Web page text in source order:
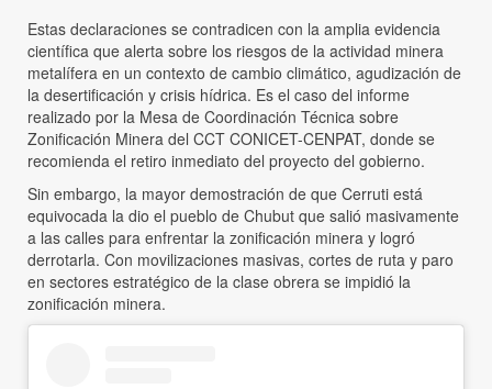
Estas declaraciones se contradicen con la amplia evidencia
científica que alerta sobre los riesgos de la actividad minera
metalífera en un contexto de cambio climático, agudización de
la desertificación y crisis hídrica. Es el caso del informe
realizado por la Mesa de Coordinación Técnica sobre
Zonificación Minera del CCT CONICET-CENPAT, donde se
recomienda el retiro inmediato del proyecto del gobierno.
Sin embargo, la mayor demostración de que Cerruti está
equivocada la dio el pueblo de Chubut que salió masivamente
a las calles para enfrentar la zonificación minera y logró
derrotarla. Con movilizaciones masivas, cortes de ruta y paro
en sectores estratégico de la clase obrera se impidió la
zonificación minera.